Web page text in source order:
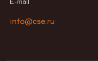
info@cse.ru